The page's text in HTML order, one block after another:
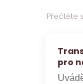
Přečtěte
pro